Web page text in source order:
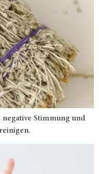
negative Stimmung und